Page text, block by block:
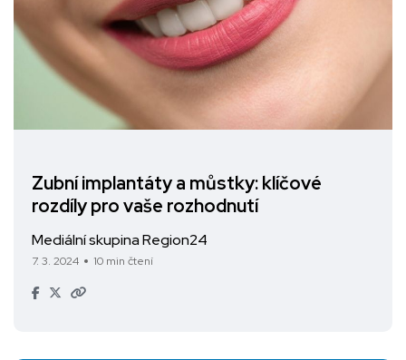
Zubní implantáty a můstky: klíčové
rozdíly pro vaše rozhodnutí
Mediální skupina Region24
7. 3. 2024 10 min čtení